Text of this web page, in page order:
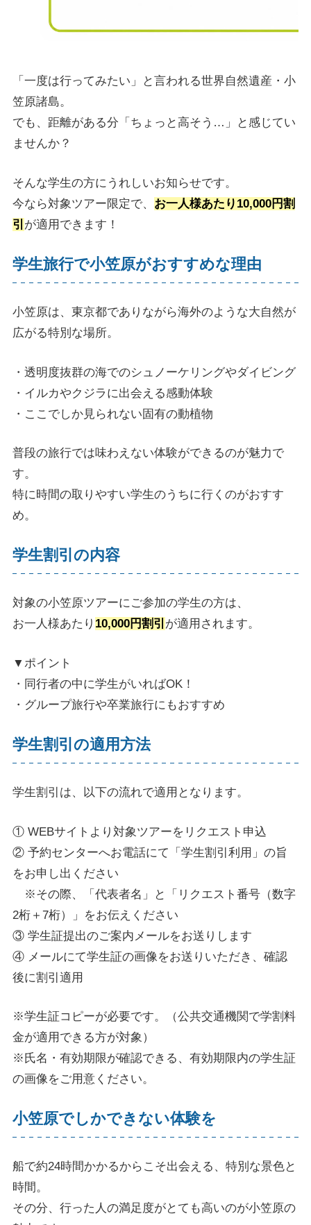
「一度は行ってみたい」と言われる世界自然遺産・小
笠原諸島。
でも、距離がある分「ちょっと高そう…」と感じてい
ませんか？
そんな学生の方にうれしいお知らせです。
今なら対象ツアー限定で、 お一人様あたり10,000円割
引 が適用できます！
学生旅行で小笠原がおすすめな理由
小笠原は、東京都でありながら海外のような大自然が
広がる特別な場所。
・透明度抜群の海でのシュノーケリングやダイビング
・イルカやクジラに出会える感動体験
・ここでしか見られない固有の動植物
普段の旅行では味わえない体験ができるのが魅力で
す。
特に時間の取りやすい学生のうちに行くのがおすす
め。
学生割引の内容
対象の小笠原ツアーにご参加の学生の方は、
お一人様あたり 10,000円割引 が適用されます。
▼ポイント
・同行者の中に学生がいればOK！
・グループ旅行や卒業旅行にもおすすめ
学生割引の適用方法
学生割引は、以下の流れで適用となります。
① WEBサイトより対象ツアーをリクエスト申込
② 予約センターへお電話にて「学生割引利用」の旨
をお申し出ください
※その際、「代表者名」と「リクエスト番号（数字
2桁＋7桁）」をお伝えください
③ 学生証提出のご案内メールをお送りします
④ メールにて学生証の画像をお送りいただき、確認
後に割引適用
※学生証コピーが必要です。（公共交通機関で学割料
金が適用できる方が対象）
※氏名・有効期限が確認できる、有効期限内の学生証
の画像をご用意ください。
小笠原でしかできない体験を
船で約24時間かかるからこそ出会える、特別な景色と
時間。
その分、行った人の満足度がとても高いのが小笠原の